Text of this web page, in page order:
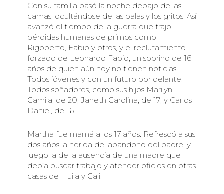
Con su familia pasó la noche debajo de las
camas, ocultándose de las balas y los gritos. Así
avanzó el tiempo de la guerra que trajo
pérdidas humanas de primos como
Rigoberto, Fabio y otros, y el reclutamiento
forzado de Leonardo Fabio, un sobrino de 16
años de quien aún hoy no tienen noticias.
Todos jóvenes y con un futuro por delante.
Todos soñadores, como sus hijos Marilyn
Camila, de 20; Janeth Carolina, de 17; y Carlos
Daniel, de 16.
Martha fue mamá a los 17 años. Refrescó a sus
dos años la herida del abandono del padre, y
luego la de la ausencia de una madre que
debía buscar trabajo y atender oficios en otras
casas de Huila y Cali.